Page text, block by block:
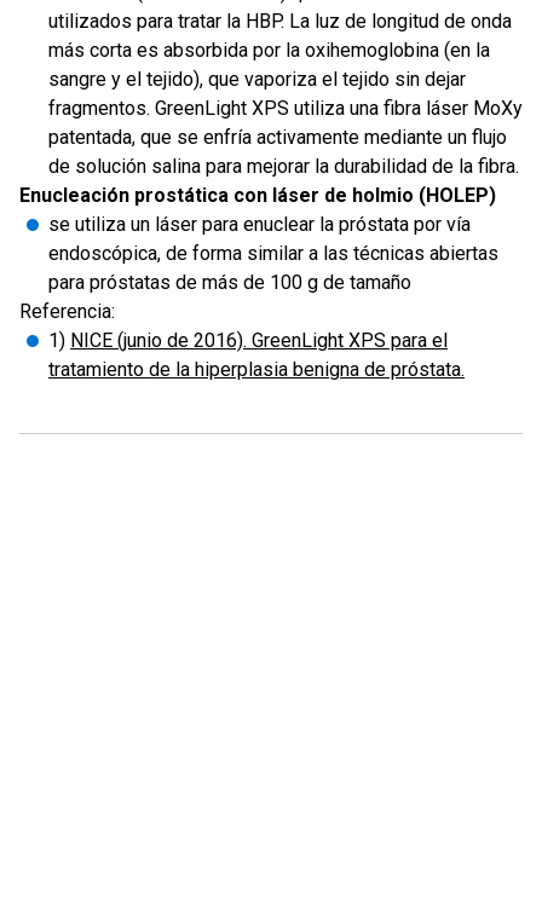
utilizados para tratar la HBP. La luz de longitud de onda
más corta es absorbida por la oxihemoglobina (en la
sangre y el tejido), que vaporiza el tejido sin dejar
fragmentos. GreenLight XPS utiliza una fibra láser MoXy
patentada, que se enfría activamente mediante un flujo
de solución salina para mejorar la durabilidad de la fibra.
Enucleación prostática con láser de holmio (HOLEP)
se utiliza un láser para enuclear la próstata por vía
endoscópica, de forma similar a las técnicas abiertas
para próstatas de más de 100 g de tamaño
Referencia:
1) NICE (junio de 2016). GreenLight XPS para el
tratamiento de la hiperplasia benigna de próstata.